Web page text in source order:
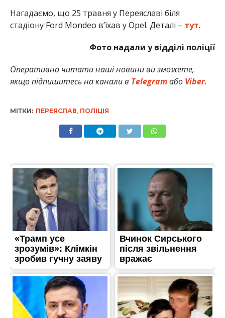
Нагадаємо, що 25 травня у Переяславі біля
стадіону Ford Mondeo в’їхав у Opel. Деталі – тут.
Фото надали у відділі поліції
Оперативно читати наші новини ви зможете,
якщо підпишитесь на канали в Telegramабо Viber.
МІТКИ: ПЕРЕЯСЛАВ ПОЛІЦІЯ